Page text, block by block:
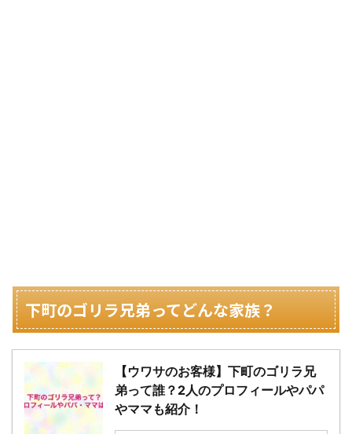
下町のゴリラ兄弟ってどんな家族？
【ウワサのお客様】下町のゴリラ兄
弟って誰？2人のプロフィールやパパ
やママも紹介！